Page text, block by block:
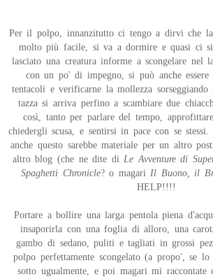
Per il polpo, innanzitutto ci tengo a dirvi che
molto più facile, si va a dormire e quasi ci
lasciato una creatura informe a scongelare nel
con un po' di impegno, si può anche essere
tentacoli e verificarne la mollezza
tazza si arriva perfino a scambiare due
così, tanto per parlare del tempo,
chiedergli scusa, e sentirsi in pace con se stessi.
anche questo sarebbe materiale per un altro
altro blog (che ne dite di Le Avventure di
Spaghetti Chronicle? o magari Il Buono, il
HELP!!!!
Portare a bollire una larga pentola piena
insaporirla con una foglia di alloro, una
gambo di sedano, puliti e tagliati in grossi
polpo perfettamente scongelato (a propo', se
sotto ugualmente, e poi magari mi